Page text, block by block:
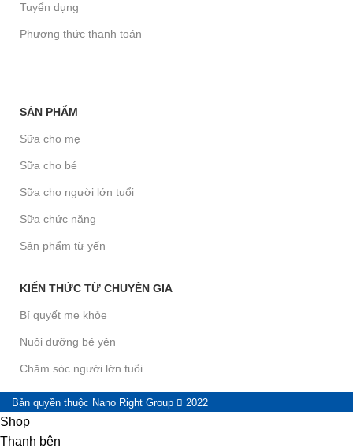
Tuyển dụng
Phương thức thanh toán
SẢN PHẨM
Sữa cho mẹ
Sữa cho bé
Sữa cho người lớn tuổi
Sữa chức năng
Sản phẩm từ yến
KIẾN THỨC TỪ CHUYÊN GIA
Bí quyết mẹ khỏe
Nuôi dưỡng bé yên
Chăm sóc người lớn tuổi
Bản quyền thuộc Nano Right Group 2022
Shop
Thanh bên